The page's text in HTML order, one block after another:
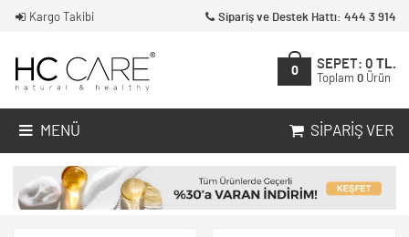
Kargo Takibi Sipariş ve Destek Hattı: 444 3 914
0
SEPET: 0 TL.
Toplam 0 Ürün
MENÜ SIPARIŞ VER